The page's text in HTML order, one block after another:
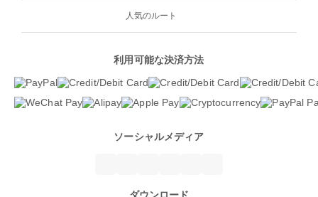
人気のルート
利用可能な決済方法
ソーシャルメディア